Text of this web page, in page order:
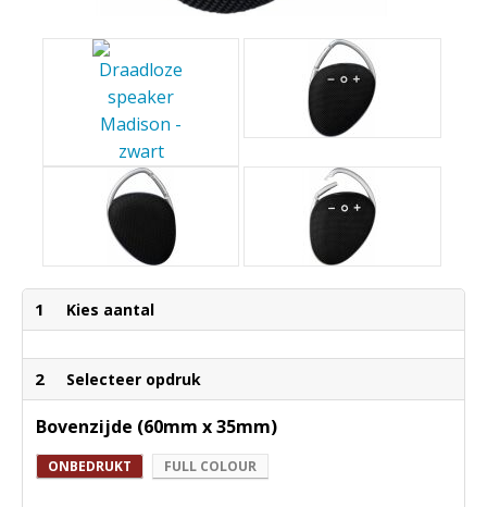
1 Kies aantal
2 Selecteer opdruk
Bovenzijde (60mm x 35mm)
ONBEDRUKT FULL COLOUR